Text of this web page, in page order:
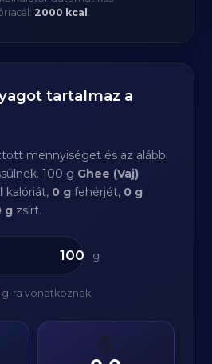
2000 kcal .
tartalmaz a
mennyiséget és az alábbi
100 g Ghee (Vaj)
kalóriát, 0 g fehérjét, 0 g
g zsírt.
g
g-ra vonatkoznak.
💪